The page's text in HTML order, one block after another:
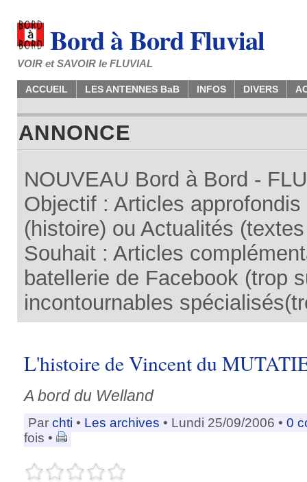
Bord à Bord Fluvial
VOIR et SAVOIR le FLUVIAL
ACCUEIL LES ANTENNES BaB INFOS DIVERS
ANNONCE
NOUVEAU Bord à Bord -
Objectif : Articles
(histoire) ou Actualités
Souhait : Articles
batellerie de Facebook (trop
incontournables
L'histoire de Vincent du
A bord du Welland
Par chti • Les archives • Lundi 25/09/2006 • 0
fois •